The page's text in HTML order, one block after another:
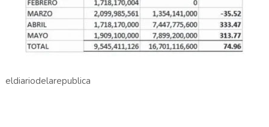
eldiariodelarepublica